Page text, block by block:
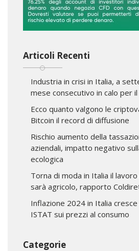
Articoli Recenti
Industria in crisi in Italia, a
mese consecutivo in calo per
Ecco quanto valgono le
Bitcoin il record di diffusione
Rischio aumento della
aziendali, impatto negativo
ecologica
Torna di moda in Italia il
sarà agricolo, rapporto
Inflazione 2024 in Italia
ISTAT sui prezzi al consumo
Categorie